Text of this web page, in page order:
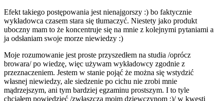
Efekt takiego postępowania jest nienajgorszy :) bo faktycznie
wykładowca czasem stara się tłumaczyć. Niestety jako produkt
uboczny mam to że koncentruje się na mnie z kolejnymi pytaniami a
ja odsłaniam swoje morze niewiedzy :)
Moje rozumowanie jest proste przyszedłem na studia /oprócz
browara/ po wiedzę, więc używam wykładowcy zgodnie z
przeznaczeniem. Jestem w stanie pojąć że można się wstydzić
własnej niewiedzy, ale siedzenie po cichu nie zrobi mnie
mądrzejszym, ani tym bardziej egzaminu prostszym. I to tyle
chciałem powiedzieć /zwłaszcza moim dziewczynom :)/ w kwesti